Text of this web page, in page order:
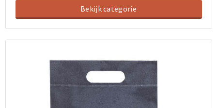
Bekijk categorie